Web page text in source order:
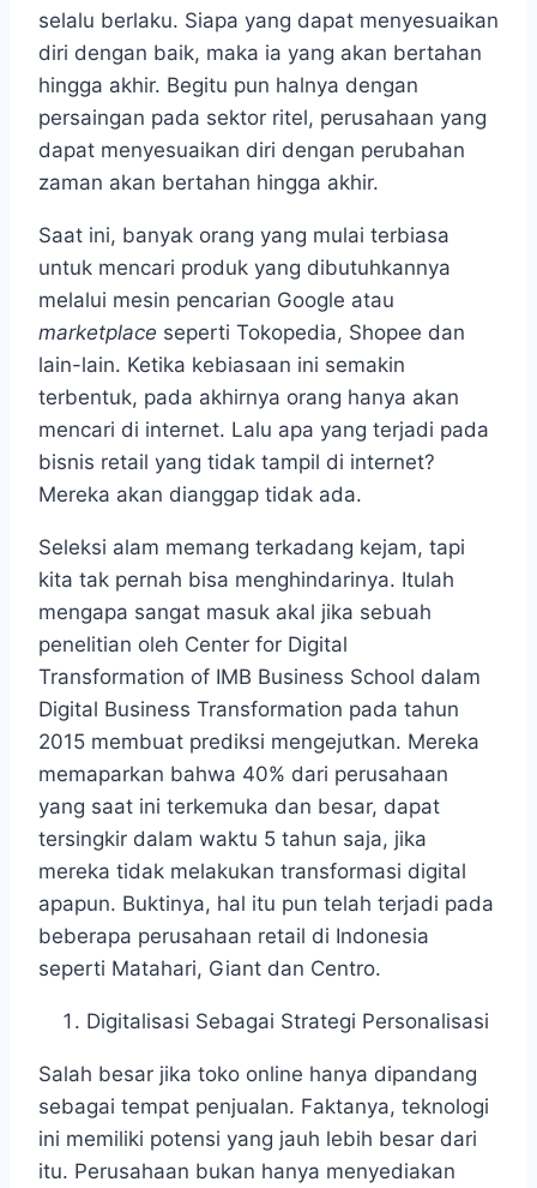
selalu berlaku. Siapa yang dapat menyesuaikan
diri dengan baik, maka ia yang akan bertahan
hingga akhir. Begitu pun halnya dengan
persaingan pada sektor ritel, perusahaan yang
dapat menyesuaikan diri dengan perubahan
zaman akan bertahan hingga akhir.
Saat ini, banyak orang yang mulai terbiasa
untuk mencari produk yang dibutuhkannya
melalui mesin pencarian Google atau
marketplace seperti Tokopedia, Shopee dan
lain-lain. Ketika kebiasaan ini semakin
terbentuk, pada akhirnya orang hanya akan
mencari di internet. Lalu apa yang terjadi pada
bisnis retail yang tidak tampil di internet?
Mereka akan dianggap tidak ada.
Seleksi alam memang terkadang kejam, tapi
kita tak pernah bisa menghindarinya. Itulah
mengapa sangat masuk akal jika sebuah
penelitian oleh Center for Digital
Transformation of IMB Business School dalam
Digital Business Transformation pada tahun
2015 membuat prediksi mengejutkan. Mereka
memaparkan bahwa 40% dari perusahaan
yang saat ini terkemuka dan besar, dapat
tersingkir dalam waktu 5 tahun saja, jika
mereka tidak melakukan transformasi digital
apapun. Buktinya, hal itu pun telah terjadi pada
beberapa perusahaan retail di Indonesia
seperti Matahari, Giant dan Centro.
Digitalisasi Sebagai Strategi Personalisasi
Salah besar jika toko online hanya dipandang
sebagai tempat penjualan. Faktanya, teknologi
ini memiliki potensi yang jauh lebih besar dari
itu. Perusahaan bukan hanya menyediakan